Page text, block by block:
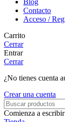
Blog
Contacto
Acceso /
Carrito
Cerrar
Entrar
Cerrar
¿No tienes cuenta
Crear una cuenta
Comienza a